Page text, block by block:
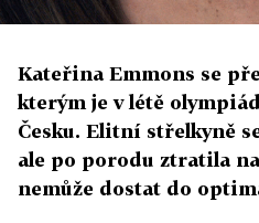
Kateřina Emmons se
kterým je v létě
Česku. Elitní střelkyně
ale po porodu ztratila
nemůže dostat do